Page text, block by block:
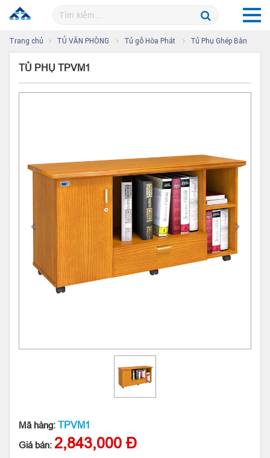
Trang chủ TỦ VĂN PHÒNG Tủ gỗ Hòa Phát Tủ Phụ Ghép Bàn
TỦ PHỤ TPVM1
Mã hàng: TPVM1
Giá bán: 2,843,000 Đ